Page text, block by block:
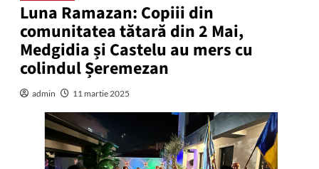
Luna Ramazan: Copiii din
comunitatea tătară din 2 Mai,
Medgidia și Castelu au mers cu
colindul Șeremezan
admin 11 martie 2025